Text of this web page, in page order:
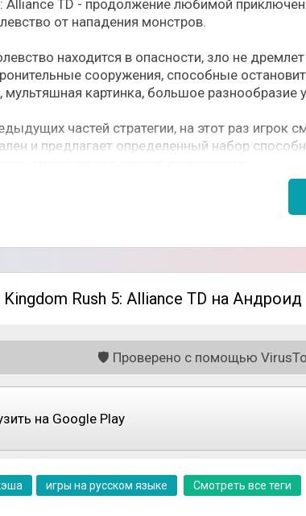
Alliance TD - продолжение любимой
от нападения монстров.
находится в опасности, зло не
сооружения, способные
мультяшная картинка, большое
частей стратегии, на этот раз
и предлагает определенный набор
всех ужасных врагов, придется сильно
и своевременно применять заклинания.
королевство.
героев;
достижений;
механика;
Kingdom Rush 5: Alliance TD на Андроид
🛡️ Проверено с помощью
на Google Play
игры на русском языке Смотреть все теги